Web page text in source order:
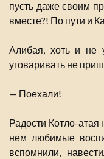
пусть даже своим
вместе?! По пути и
Алибая, хоть и не
уговаривать не
— Поехали!
Радости Котло-
нем любимые
вспомнили,